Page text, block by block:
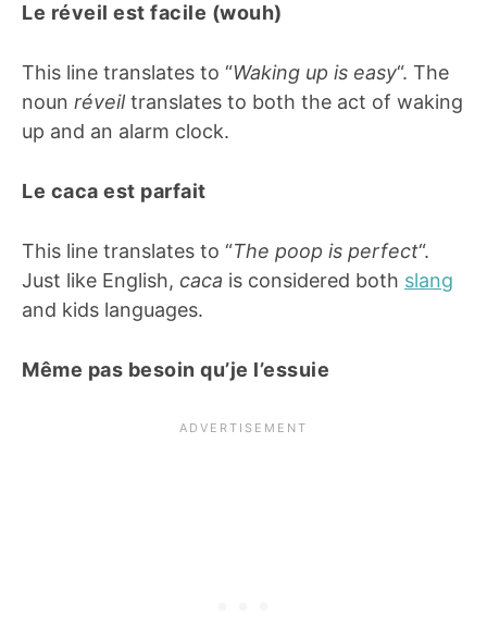
Le réveil est facile (wouh)
This line translates to “Waking up is easy“. The
noun réveiltranslates to both the act of waking
up and an alarm clock.
Le caca est parfait
This line translates to “The poop is perfect“.
Just like English, caca is considered both slang
and kids languages.
Même pas besoin qu’je l’essuie